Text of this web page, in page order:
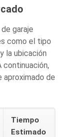
garaje
como el tipo
la ubicación
continuación,
aproximado de
Tiempo
Estimado